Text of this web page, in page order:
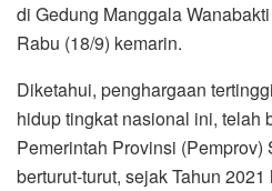
di Gedung Manggala
Rabu (18/9) kemarin.
Diketahui, penghargaan
hidup tingkat nasional ini, telah
Pemerintah Provinsi (Pemprov)
berturut-turut, sejak Tahun